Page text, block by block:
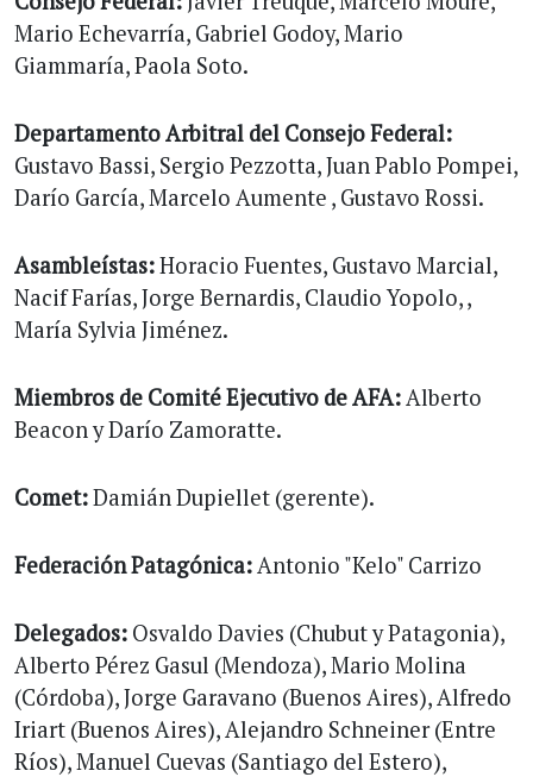
Mario Echevarría, Gabriel Godoy, Mario
Giammaría, Paola Soto.
Departamento Arbitral del Consejo Federal:
Gustavo Bassi, Sergio Pezzotta, Juan Pablo Pompei,
Darío García, Marcelo Aumente , Gustavo Rossi.
Asambleístas:Horacio Fuentes, Gustavo Marcial,
Nacif Farías, Jorge Bernardis, Claudio Yopolo, ,
María Sylvia Jiménez.
Miembros de Comité Ejecutivo de AFA:Alberto
Beacon y Darío Zamoratte.
Comet:Damián Dupiellet (gerente).
Federación Patagónica:Antonio "Kelo" Carrizo
Delegados: Osvaldo Davies (Chubut y Patagonia),
Alberto Pérez Gasul (Mendoza), Mario Molina
(Córdoba), Jorge Garavano (Buenos Aires), Alfredo
Iriart (Buenos Aires), Alejandro Schneiner (Entre
Ríos), Manuel Cuevas (Santiago del Estero),